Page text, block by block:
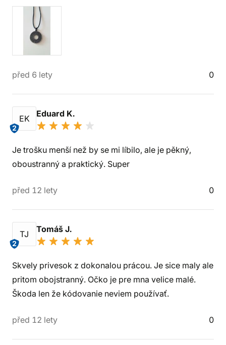
před 6 lety 0
EK
2
Eduard K.
Je trošku menší než by se mi líbilo, ale je pěkný,
oboustranný a praktický. Super
před 12 lety 0
TJ
2
Tomáš J.
Skvely privesok z dokonalou prácou. Je sice maly ale
pritom obojstranný. Očko je pre mna velice malé.
Škoda len že kódovanie neviem používať.
před 12 lety 0